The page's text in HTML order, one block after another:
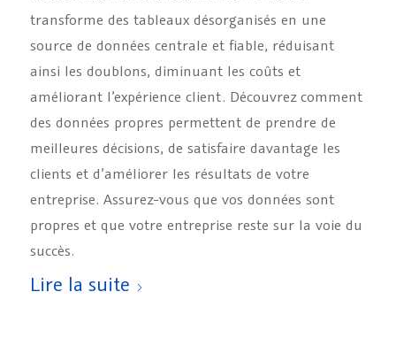
transforme des tableaux désorganisés en une
source de données centrale et fiable, réduisant
ainsi les doublons, diminuant les coûts et
améliorant l’expérience client. Découvrez comment
des données propres permettent de prendre de
meilleures décisions, de satisfaire davantage les
clients et d’améliorer les résultats de votre
entreprise. Assurez-vous que vos données sont
propres et que votre entreprise reste sur la voie du
succès.
Lire la suite